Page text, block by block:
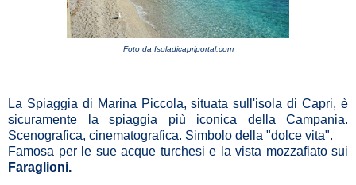
Foto da Isoladicapriportal.com
La Spiaggia di Marina Piccola, situata sull'isola di Capri, è
sicuramente la spiaggia più iconica della Campania.
Scenografica, cinematografica. Simbolo della "dolce vita".
Famosa per le sue acque turchesi e la vista mozzafiato sui
Faraglioni.